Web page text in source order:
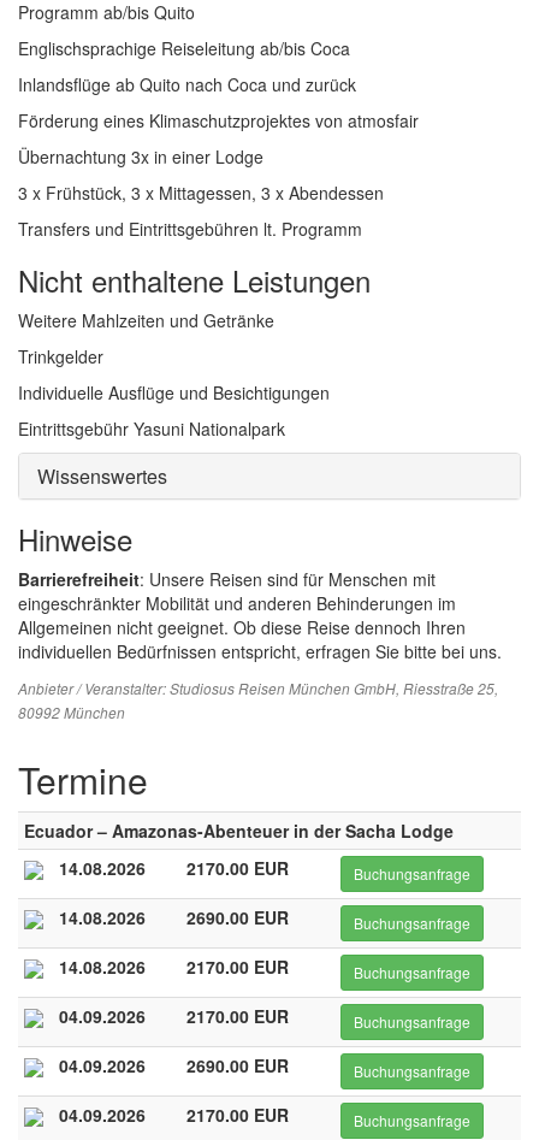
Programm ab/bis Quito
Englischsprachige Reiseleitung ab/bis Coca
Inlandsflüge ab Quito nach Coca und zurück
Förderung eines Klimaschutzprojektes von atmosfair
Übernachtung 3x in einer Lodge
3 x Frühstück, 3 x Mittagessen, 3 x Abendessen
Transfers und Eintrittsgebühren lt. Programm
Nicht enthaltene Leistungen
Weitere Mahlzeiten und Getränke
Trinkgelder
Individuelle Ausflüge und Besichtigungen
Eintrittsgebühr Yasuni Nationalpark
Wissenswertes
Hinweise
Barrierefreiheit: Unsere Reisen sind für Menschen mit
eingeschränkter Mobilität und anderen Behinderungen im
Allgemeinen nicht geeignet. Ob diese Reise dennoch Ihren
individuellen Bedürfnissen entspricht, erfragen Sie bitte bei uns.
Anbieter / Veranstalter:Studiosus Reisen München GmbH, Riesstraße 25,
80992 München
Termine
Ecuador – Amazonas-Abenteuer in der Sacha Lodge
14.08.2026
2170.00 EUR Buchungsanfrage
14.08.2026 2690.00 EUR Buchungsanfrage
14.08.2026 2170.00 EUR Buchungsanfrage
04.09.2026 2170.00 EUR Buchungsanfrage
04.09.2026 2690.00 EUR Buchungsanfrage
04.09.2026 2170.00 EUR Buchungsanfrage